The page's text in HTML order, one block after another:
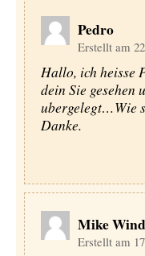
Pedro
Erstellt am
Hallo, ich heisse
dein Sie gesehen
ubergelegt…Wie
Danke.
Mike Wind
Erstellt am